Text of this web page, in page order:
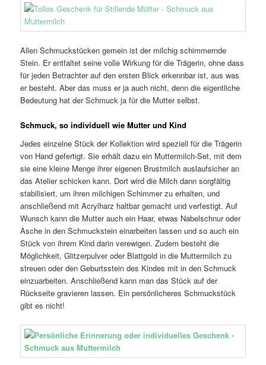
Allen Schmuckstücken gemein ist der milchig schimmernde
Stein. Er entfaltet seine volle Wirkung für die Trägerin, ohne dass
für jeden Betrachter auf den ersten Blick erkennbar ist, aus was
er besteht. Aber das muss er ja auch nicht, denn die eigentliche
Bedeutung hat der Schmuck ja für die Mutter selbst.
Schmuck, so individuell wie Mutter und Kind
Jedes einzelne Stück der Kollektion wird speziell für die Trägerin
von Hand gefertigt. Sie erhält dazu ein Muttermilch-Set, mit dem
sie eine kleine Menge ihrer eigenen Brustmilch auslaufsicher an
das Atelier schicken kann. Dort wird die Milch dann sorgfältig
stabilisiert, um ihren milchigen Schimmer zu erhalten, und
anschließend mit Acrylharz haltbar gemacht und verfestigt. Auf
Wunsch kann die Mutter auch ein Haar, etwas Nabelschnur oder
Asche in den Schmuckstein einarbeiten lassen und so auch ein
Stück von ihrem Kind darin verewigen. Zudem besteht die
Möglichkeit, Glitzerpulver oder Blattgold in die Muttermilch zu
streuen oder den Geburtsstein des Kindes mit in den Schmuck
einzuarbeiten. Anschließend kann man das Stück auf der
Rückseite gravieren lassen. Ein persönlicheres Schmuckstück
gibt es nicht!